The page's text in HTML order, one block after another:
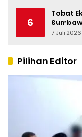
6
Tobat
7 Juli 2026
Pilihan Editor